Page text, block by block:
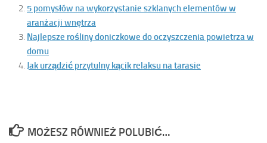
5 pomysłów na wykorzystanie szklanych elementów w
aranżacji wnętrza
Najlepsze rośliny doniczkowe do oczyszczenia powietrza w
domu
Jak urządzić przytulny kącik relaksu na tarasie
MOŻESZ RÓWNIEŻ POLUBIĆ…